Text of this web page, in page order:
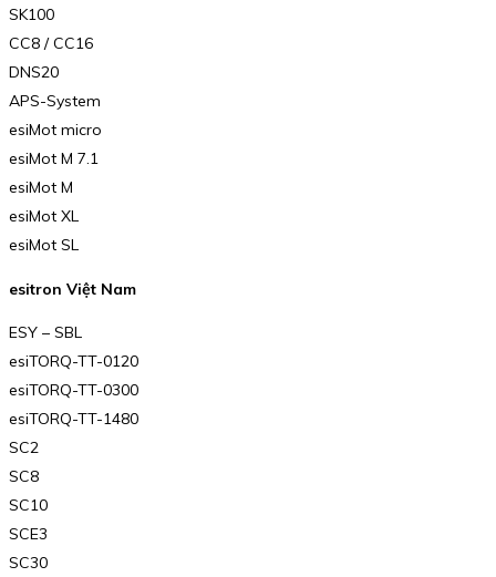
SK100
CC8 / CC16
DNS20
APS-System
esiMot micro
esiMot M 7.1
esiMot M
esiMot XL
esiMot SL
esitron Việt Nam
ESY – SBL
esiTORQ-TT-0120
esiTORQ-TT-0300
esiTORQ-TT-1480
SC2
SC8
SC10
SCE3
SC30